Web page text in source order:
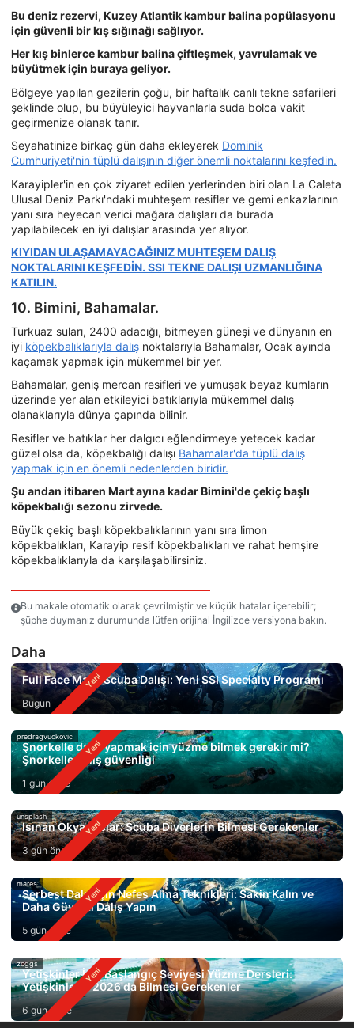
Bu deniz rezervi, Kuzey Atlantik kambur balina popülasyonu
için güvenli bir kış sığınağı sağlıyor.
Her kış binlerce kambur balina çiftleşmek, yavrulamak ve
büyütmek için buraya geliyor.
Bölgeye yapılan gezilerin çoğu, bir haftalık canlı tekne safarileri
şeklinde olup, bu büyüleyici hayvanlarla suda bolca vakit
geçirmenize olanak tanır.
Seyahatinize birkaç gün daha ekleyerek Dominik
Cumhuriyeti'nin tüplü dalışının diğer önemli noktalarını keşfedin.
Karayipler'in en çok ziyaret edilen yerlerinden biri olan La Caleta
Ulusal Deniz Parkı'ndaki muhteşem resifler ve gemi enkazlarının
yanı sıra heyecan verici mağara dalışları da burada
yapılabilecek en iyi dalışlar arasında yer alıyor.
KIYIDAN ULAŞAMAYACAĞINIZ MUHTEŞEM DALIŞ
NOKTALARINI KEŞFEDİN. SSI TEKNE DALIŞI UZMANLIĞINA
KATILIN.
10. Bimini, Bahamalar.
Turkuaz suları, 2400 adacığı, bitmeyen güneşi ve dünyanın en
iyi köpekbalıklarıyla dalış noktalarıyla Bahamalar, Ocak ayında
kaçamak yapmak için mükemmel bir yer.
Bahamalar, geniş mercan resifleri ve yumuşak beyaz kumların
üzerinde yer alan etkileyici batıklarıyla mükemmel dalış
olanaklarıyla dünya çapında bilinir.
Resifler ve batıklar her dalgıcı eğlendirmeye yetecek kadar
güzel olsa da, köpekbalığı dalışı Bahamalar'da tüplü dalış
yapmak için en önemli nedenlerden biridir.
Şu andan itibaren Mart ayına kadar Bimini'de çekiç başlı
köpekbalığı sezonu zirvede.
Büyük çekiç başlı köpekbalıklarının yanı sıra limon
köpekbalıkları, Karayip resif köpekbalıkları ve rahat hemşire
köpekbalıklarıyla da karşılaşabilirsiniz.
Bu makale otomatik olarak çevrilmiştir ve küçük hatalar içerebilir;
şüphe duymanız durumunda lütfen orijinal İngilizce versiyona bakın.
Daha
Full Face Mask Scuba Dalışı: Yeni SSI Specialty Programı
Bugün
predragvuckovic
Şnorkelle dalış yapmak için yüzme bilmek gerekir mi?
Şnorkelle dalış güvenliği
1 gün önce
unsplash
Isınan Okyanuslar: Scuba Diverlerin Bilmesi Gerekenler
3 gün önce
mares
Serbest Dalış için Nefes Alma Teknikleri: Sakin Kalın ve
Daha Güvenli Dalış Yapın
5 gün önce
zoggs
Yetişkinler İçin Başlangıç Seviyesi Yüzme Dersleri:
Yetişkinlerin 2026'da Bilmesi Gerekenler
6 gün önce